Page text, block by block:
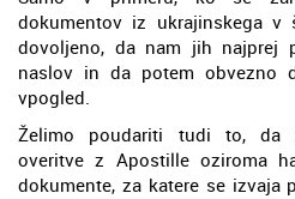
dokumentov iz ukrajinskega v
dovoljeno, da nam jih najprej
naslov in da potem obvezno
vpogled.
Želimo poudariti tudi to, da
overitve z Apostille oziroma
dokumente, za katere se izvaja